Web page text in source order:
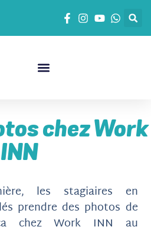
chez Work
INN
les stagiaires en
prendre des photos de
chez Work INN au